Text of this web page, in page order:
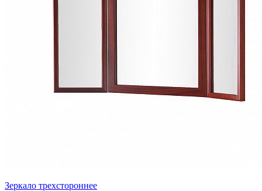
Зеркало трехстороннее